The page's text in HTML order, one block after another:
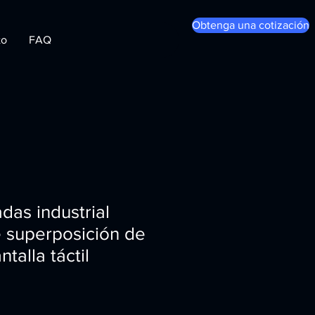
FAQ
Obtenga una cotización
industrial
superposición de
táctil